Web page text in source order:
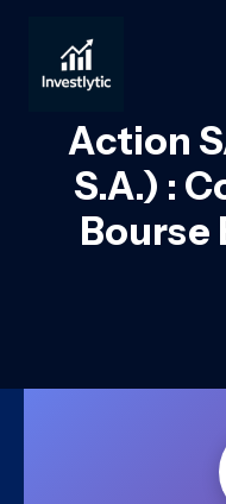
contenu
Action
S.A.) :
Bourse